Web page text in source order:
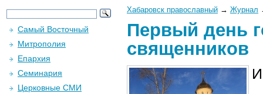
Хабаровск православный → Журнал
Первый день
священников
Самый Восточный
Митрополия
Епархия
Семинария
Церковные СМИ